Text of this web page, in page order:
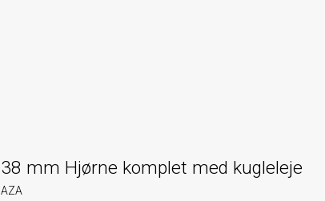
38 mm Hjørne komplet med kugleleje
AZA